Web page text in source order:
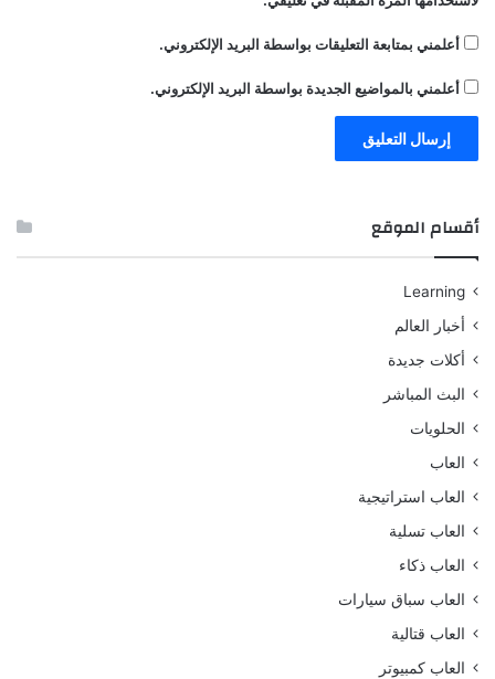
أعلمني بمتابعة التعليقات بواسطة البريد الإلكتروني.
أعلمني بالمواضيع الجديدة بواسطة البريد الإلكتروني.
أقسام الموقع
Learning
أخبار العالم
أكلات جديدة
البث المباشر
الحلويات
العاب
العاب استراتيجية
العاب تسلية
العاب ذكاء
العاب سباق سيارات
العاب قتالية
العاب كمبيوتر